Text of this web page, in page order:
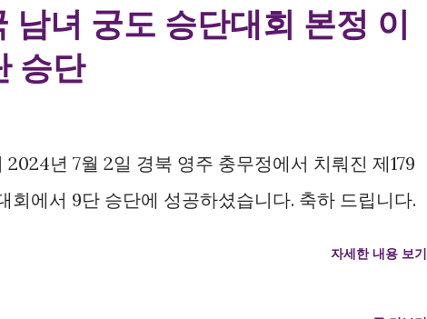
남녀 궁도 승단대회 본정 이
승단
년 7월 2일 경북 영주 충무정에서 치뤄진 제179
회에서 9단 승단에 성공하셨습니다. 축하 드립니다.
자세한 내용 보기